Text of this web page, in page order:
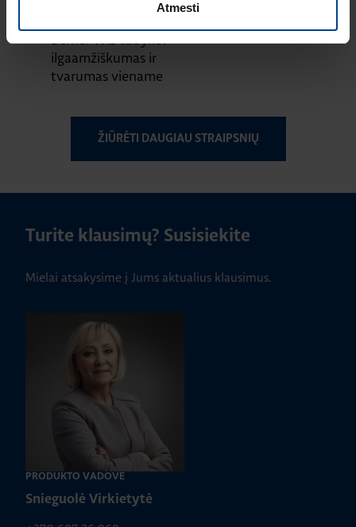
Atmesti
Berker W.1 cubyko:
ilgaamžiškumas ir
tvarumas viename
ŽIŪRĖTI DAUGIAU STRAIPSNIŲ
Turite klausimų? Susisiekite
Mielai atsakysime į Jums aktualius klausimus.
PRODUKTO VADOVĖ
Snieguolė Virkietytė